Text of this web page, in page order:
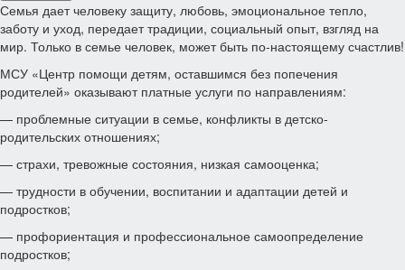
Семья дает человеку защиту, любовь, эмоциональное тепло,
заботу и уход, передает традиции, социальный опыт, взгляд на
мир. Только в семье человек, может быть по-настоящему счастлив!
МСУ «Центр помощи детям, оставшимся без попечения
родителей» оказывают платные услуги по направлениям:
— проблемные ситуации в семье, конфликты в детско-
родительских отношениях;
— страхи, тревожные состояния, низкая самооценка;
— трудности в обучении, воспитании и адаптации детей и
подростков;
— профориентация и профессиональное самоопределение
подростков;